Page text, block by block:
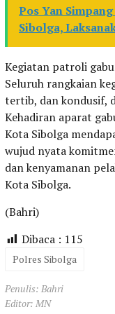
Pos Yan
Sibolga,
Kegiatan patroli
Seluruh rangkaian
tertib, dan kondusif,
Kehadiran aparat
Kota Sibolga
wujud nyata
dan kenyamanan
Kota Sibolga.
(Bahri)
Dibaca : 115
Polres Sibolga
Penulis: Bahri
Editor: MN